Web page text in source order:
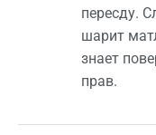
пересду.
шарит
знает
прав.